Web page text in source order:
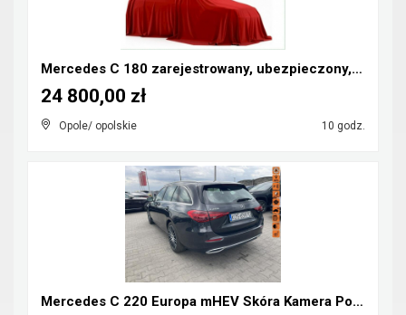
Mercedes C 180 zarejestrowany, ubezpieczony, kompr...
Opole/ opolskie 10 godz.
24 800,00 zł
Mercedes C 220 Europa mHEV Skóra Kamera Podgrzewan...